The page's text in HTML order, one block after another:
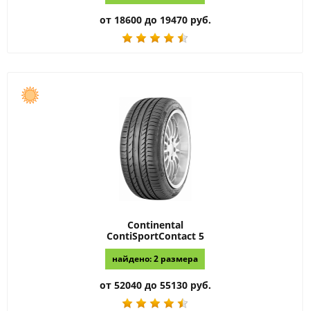
от 18600 до 19470 руб.
Continental
ContiSportContact 5
найдено: 2 размера
от 52040 до 55130 руб.